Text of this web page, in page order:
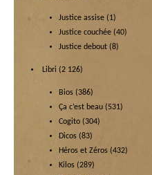
Justice assise (1)
Justice couchée (40)
Justice debout (8)
Libri (2 126)
Bios (386)
Ça c’est beau (531)
Cogito (304)
Dicos (83)
Héros et Zéros (432)
Kilos (289)